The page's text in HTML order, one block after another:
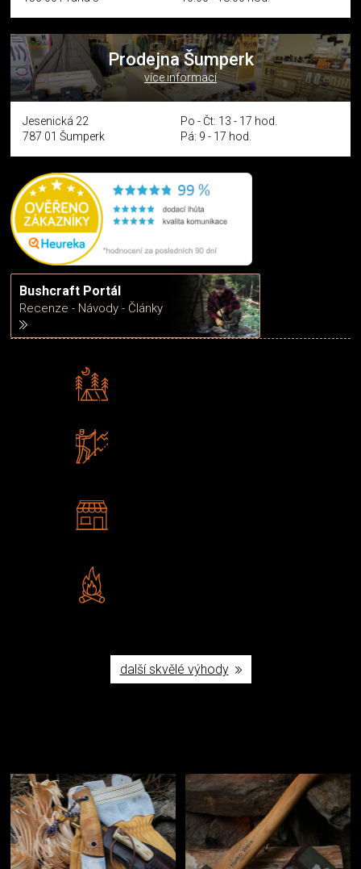
Prodejna Šumperk
více informací
Jesenická 22
787 01 Šumperk
Po - Čt: 13 - 17 hod.
Pá: 9 - 17 hod.
Bushcraft Portál
Recenze - Návody - Články
další skvělé výhody